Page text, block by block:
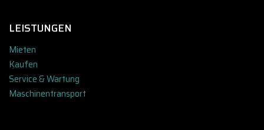
LEISTUNGEN
Mieten
Kaufen
Service & Wartung
Maschinentransport